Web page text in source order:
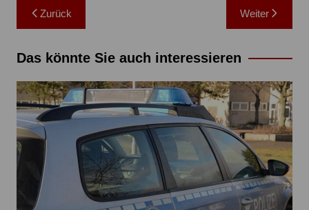
Beitragsnavigation
Zurück Weiter
Das könnte Sie auch interessieren